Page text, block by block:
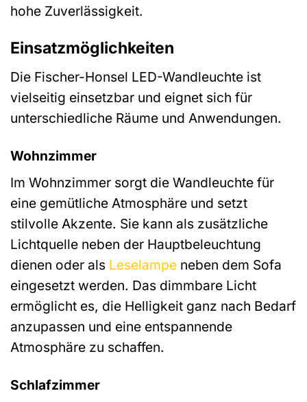
hohe Zuverlässigkeit.
Einsatzmöglichkeiten
Die Fischer-Honsel LED-Wandleuchte ist
vielseitig einsetzbar und eignet sich für
unterschiedliche Räume und Anwendungen.
Wohnzimmer
Im Wohnzimmer sorgt die Wandleuchte für
eine gemütliche Atmosphäre und setzt
stilvolle Akzente. Sie kann als zusätzliche
Lichtquelle neben der Hauptbeleuchtung
dienen oder als Leselampe neben dem Sofa
eingesetzt werden. Das dimmbare Licht
ermöglicht es, die Helligkeit ganz nach Bedarf
anzupassen und eine entspannende
Atmosphäre zu schaffen.
Schlafzimmer